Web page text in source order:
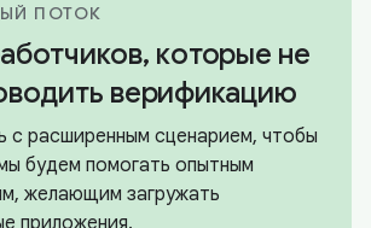
ПОТОК
которые не
верификацию
с расширенным сценарием, чтобы
будем помогать опытным
желающим загружать
приложения.